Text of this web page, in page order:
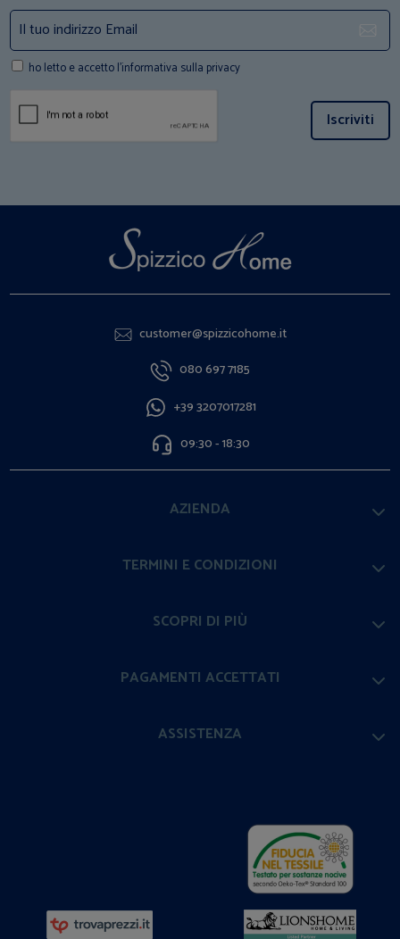
ho letto e accetto l'informativa sulla privacy
Iscriviti
customer@spizzicohome.it
080 697 7185
+39 3207017281
09:30 - 18:30
AZIENDA
TERMINI E CONDIZIONI
SCOPRI DI PIÙ
PAGAMENTI ACCETTATI
ASSISTENZA